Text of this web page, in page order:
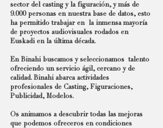
sector del casting y la figuración, y más de
9.000 personas en nuestra base de datos, esto
ha permitido trabajar en la inmensa mayoría
de proyectos audiovisuales rodados en
Euskadi en la última década.
En Binahi buscamos y seleccionamos talento
ofreciendo un servicio ágil, cercano y de
calidad. Binahi abarca actividades
profesionales de Casting, Figuraciones,
Publicidad, Modelos.
Os animamos a descubrir todas las mejoras
que podemos ofreceros en condiciones